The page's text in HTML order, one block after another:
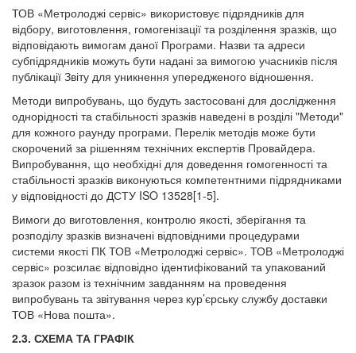
ТОВ «Метролоджі сервіс» використовує підрядників для
відбору, виготовлення, гомогенізації та розділення зразків, що
відповідають вимогам даної Програми. Назви та адреси
субпідрядників можуть бути надані за вимогою учасників після
публікації Звіту для уникнення упередженого відношення.
Методи випробувань, що будуть застосовані для дослідження
однорідності та стабільності зразків наведені в розділі "Методи"
для кожного раунду програми. Перелік методів може бути
скорочений за рішенням технічних експертів Провайдера.
Випробування, що необхідні для доведення гомогенності та
стабільності зразків виконуються компетентними підрядниками
у відповідності до ДСТУ ISO 13528[1-5].
Вимоги до виготовлення, контролю якості, зберігання та
розподілу зразків визначені відповідними процедурами
системи якості ПК ТОВ «Метролоджі сервіс». ТОВ «Метролоджі
сервіс» розсилає відповідно ідентифікований та упакований
зразок разом із технічним завданням на проведення
випробувань та звітування через кур’єрську службу доставки
ТОВ «Нова пошта».
2.3. СХЕМА ТА ГРАФІК